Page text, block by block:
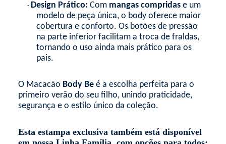
• Design Prático: Com mangas compridase um
modelo de peça única, o body oferece maior
cobertura e conforto. Os botões de pressão
na parte inferior facilitam a troca de fraldas,
tornando o uso ainda mais prático para os
pais.
O Macacão Body Beé a escolha perfeita para o
primeiro verão do seu filho, unindo praticidade,
segurança e o estilo único da coleção.
Esta estampa exclusiva também está disponível